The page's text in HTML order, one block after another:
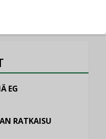
EG
RATKAISU